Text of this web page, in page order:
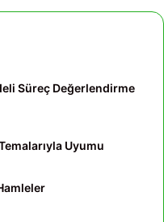
Süreç Değerlendirme
Uyumu